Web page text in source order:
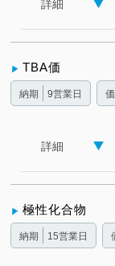
詳細
TBA価
納期 9営業日
詳細
極性化合物
納期 15営業日